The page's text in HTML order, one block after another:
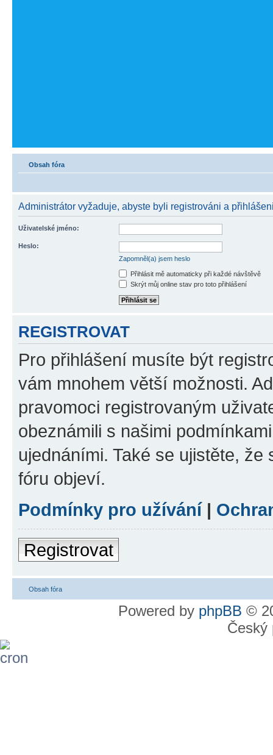
Obsah fóra
Administrátor vyžaduje, abyste byli registrováni a
Uživatelské jméno:
Heslo:
Zapomněl(a) jsem heslo
Přihlásit mě automaticky při každé návštěvě
Skrýt můj online stav pro toto přihlášení
REGISTROVAT
Pro přihlášení musíte být
vám mnohem větší možnosti.
pravomoci registrovaným
obeznámili s našimi
ujednáními. Také se ujistěte,
fóru objeví.
Podmínky pro užívání|
Registrovat
Obsah fóra
Powered by phpBB ©